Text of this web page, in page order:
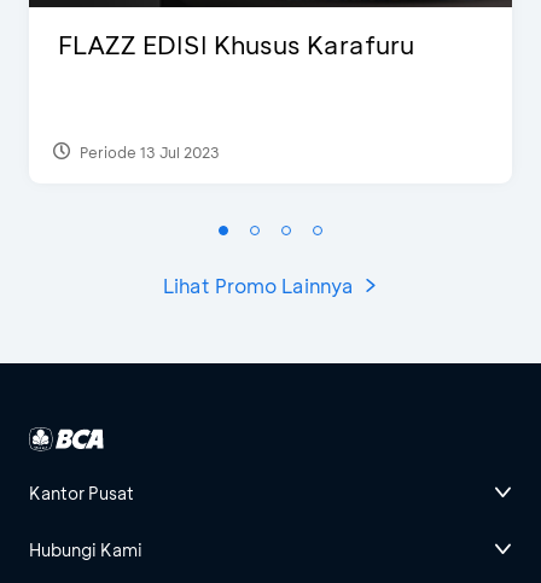
FLAZZ EDISI Khusus Karafuru
Periode 13 Jul 2023
Lihat Promo Lainnya
Kantor Pusat
Hubungi Kami